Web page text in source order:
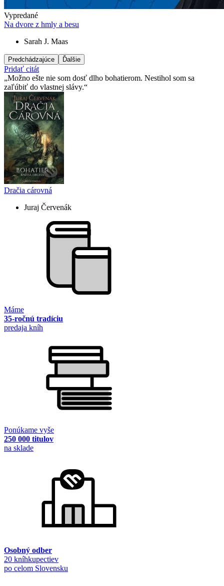
Vypredané
Na dvore z hmly a besu
Sarah J. Maas
Predchádzajúce Ďalšie
Pridať citát
Možno ešte nie som dosť dlho bohatierom. Nestihol som sa
zaľúbiť do vlastnej slávy.
Dračia cárovná
Juraj Červenák
Máme
35-ročnú tradíciu
predaja kníh
Ponúkame vyše
250 000 titulov
na sklade
Osobný odber
20 kníhkupectiev
po celom Slovensku